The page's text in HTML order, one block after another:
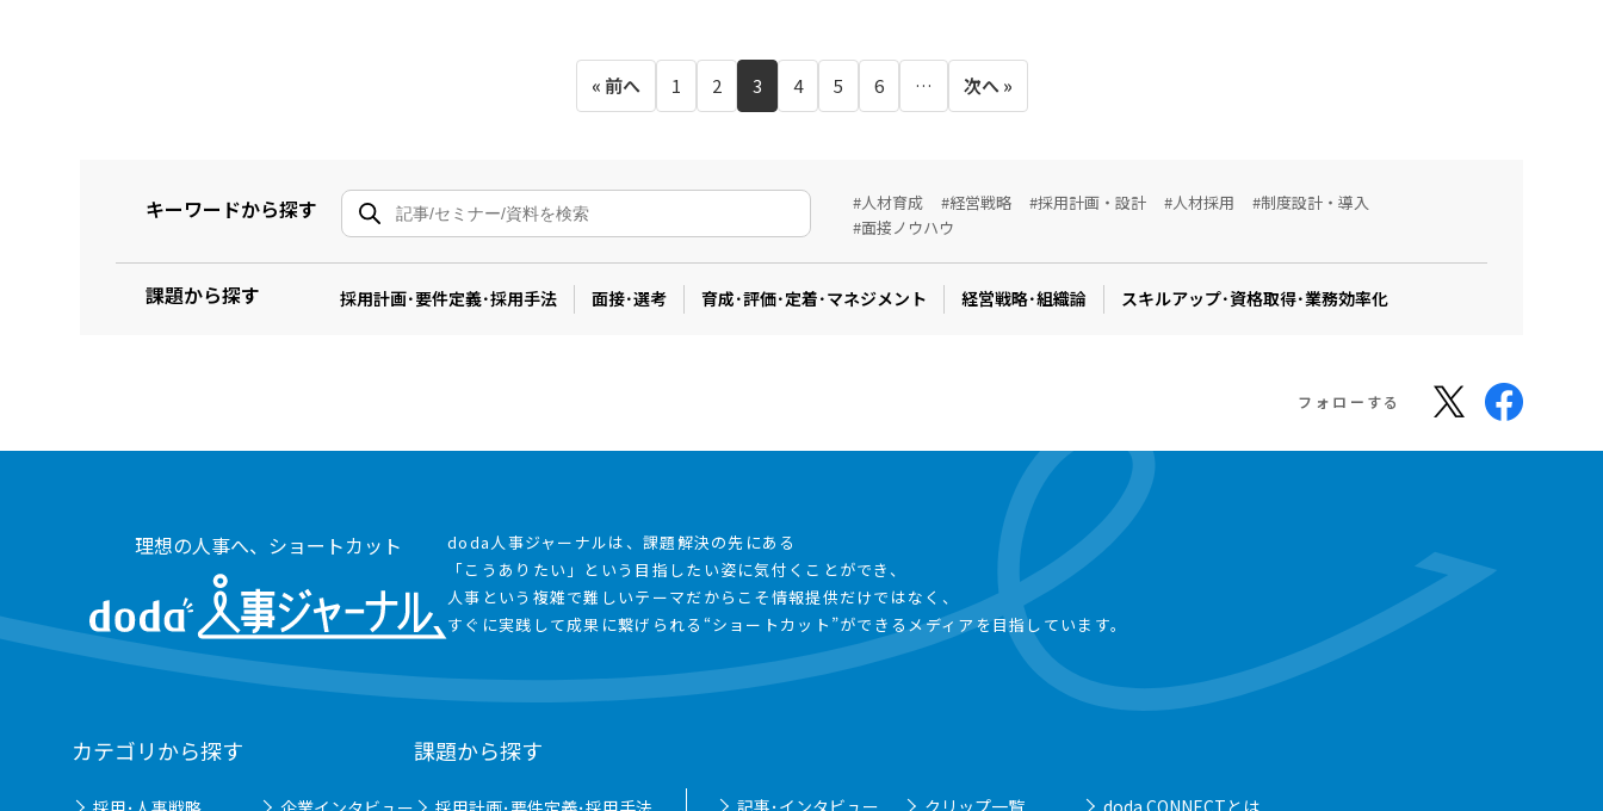
« 前へ 1 2 3 4 5 6 … 次へ »
キーワードから探す #人材育成 #経営戦略 #採用計画・設計 #人材採用
#制度設計・導入
#面接ノウハウ
課題から探す 採用計画･要件定義･採用手法 面接･選考 育成･評価･定着･マネジメント 経営戦略･組織論 スキルアップ･資格取得･業務効率化
フォローする
理想の人事へ、ショートカット
doda人事ジャーナルは、課題解決の先にある
「こうありたい」という目指したい姿に気付くことができ、
人事という複雑で難しいテーマだからこそ情報提供だけではなく、
すぐに実践して成果に繋げられる“ショートカット”ができるメディアを目指しています。
カテゴリから探す 課題から探す
記事･インタビュー クリップ一覧 doda CONNECTとは